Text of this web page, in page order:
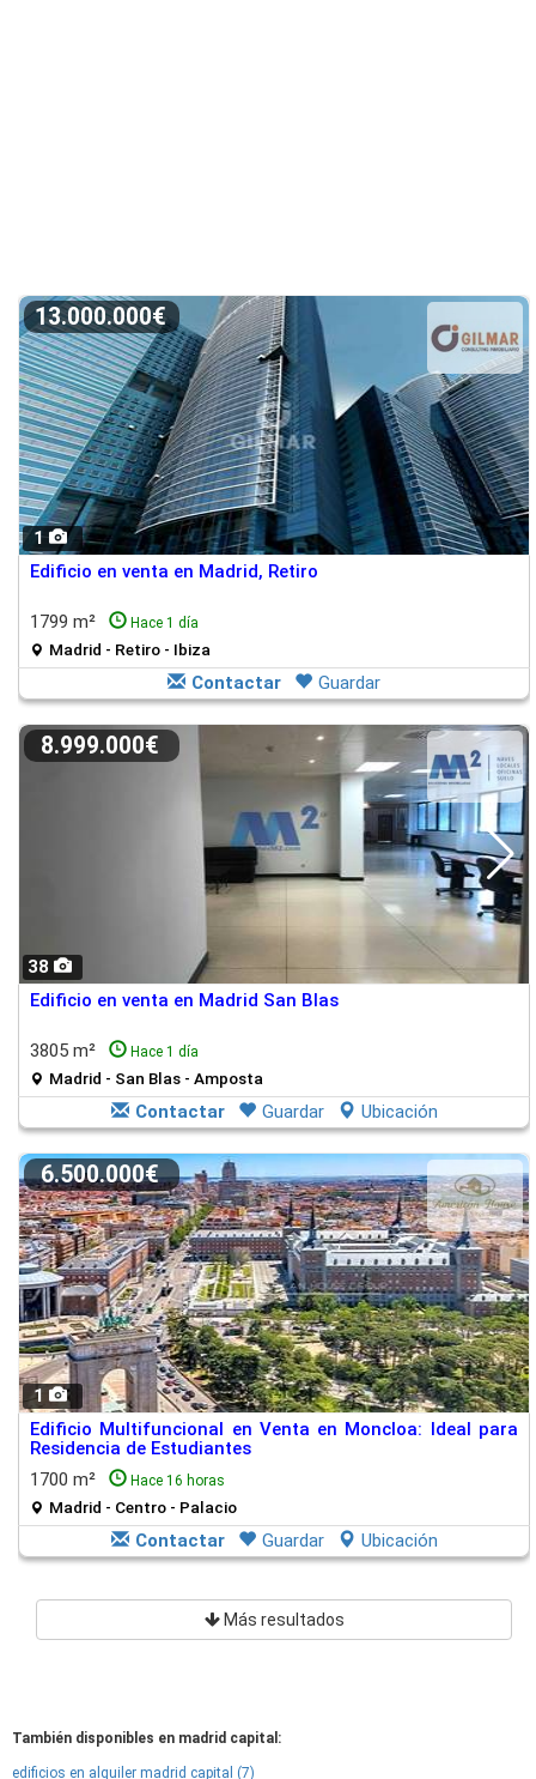
1
13.000.000€
Edificio en venta en Madrid, Retiro
1799 m² Hace 1 día
Madrid - Retiro - Ibiza
Contactar Guardar
38
8.999.000€
Edificio en venta en Madrid San Blas
3805 m² Hace 1 día
Madrid - San Blas - Amposta
Contactar Guardar Ubicación
1
6.500.000€
Edificio Multifuncional en Venta en Moncloa: Ideal para
Residencia de Estudiantes
1700 m²
Hace 16 horas
Madrid - Centro - Palacio
Contactar Guardar Ubicación
Más resultados
También disponibles en madrid capital:
edificios en alquiler madrid capital (7)